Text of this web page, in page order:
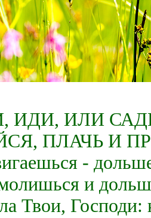
ИДИ, ИЛИ
ПЛАЧЬ И
-
и
Твои, Господи: